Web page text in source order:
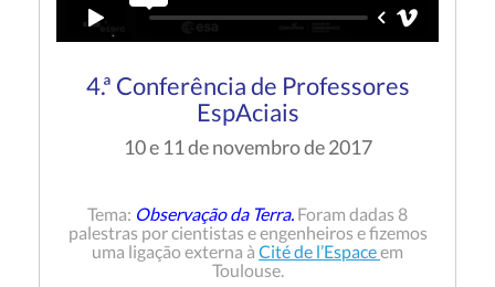
4.ª Conferência de Professores
EspAciais
10 e 11 de novembro de 2017
Tema: Observação da Terra. Foram dadas 8
palestras por cientistas e engenheiros e fizemos
uma ligação externa à Cité de l’Espaceem
Toulouse.